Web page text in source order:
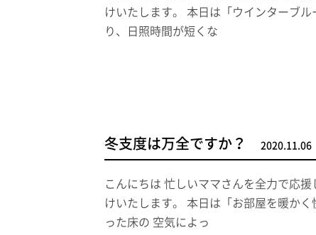
けいたします。 本日は「ウインターブ
り、日照時間が短くな
冬支度は万全ですか？ 2020.11.06
こんにちは 忙しいママさんを全力で応
けいたします。 本日は「お部屋を暖か
った床の 空気によっ